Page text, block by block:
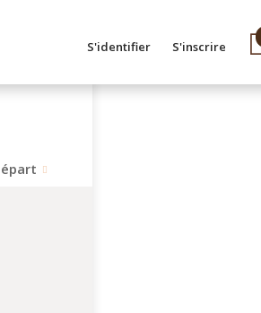
S'identifier S'inscrire